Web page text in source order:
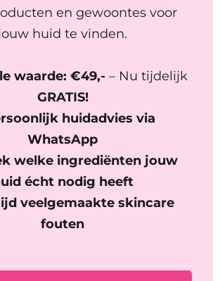
en gewoontes voor
huid te vinden.
waarde: €49,- – Nu tijdelijk
GRATIS!
huidadvies via
WhatsApp
welke ingrediënten jouw
écht nodig heeft
veelgemaakte skincare
fouten